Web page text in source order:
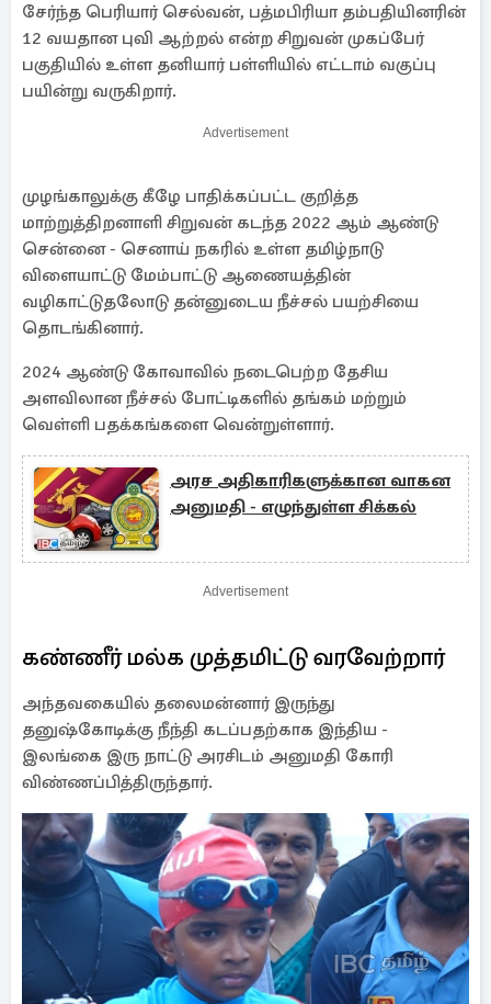
சேர்ந்த பெரியார் செல்வன், பத்மபிரியா தம்பதியினரின்
12 வயதான புவி ஆற்றல் என்ற சிறுவன் முகப்பேர்
பகுதியில் உள்ள தனியார் பள்ளியில் எட்டாம் வகுப்பு
பயின்று வருகிறார்.
Advertisement
முழங்காலுக்கு கீழே பாதிக்கப்பட்ட குறித்த
மாற்றுத்திறனாளி சிறுவன் கடந்த 2022 ஆம் ஆண்டு
சென்னை - செனாய் நகரில் உள்ள தமிழ்நாடு
விளையாட்டு மேம்பாட்டு ஆணையத்தின்
வழிகாட்டுதலோடு தன்னுடைய நீச்சல் பயற்சியை
தொடங்கினார்.
2024 ஆண்டு கோவாவில் நடைபெற்ற தேசிய
அளவிலான நீச்சல் போட்டிகளில் தங்கம் மற்றும்
வெள்ளி பதக்கங்களை வென்றுள்ளார்.
அரச அதிகாரிகளுக்கான வாகன
அனுமதி - எழுந்துள்ள சிக்கல்
Advertisement
கண்ணீர் மல்க முத்தமிட்டு வரவேற்றார்
அந்தவகையில் தலைமன்னார் இருந்து
தனுஷ்கோடிக்கு நீந்தி கடப்பதற்காக இந்திய -
இலங்கை இரு நாட்டு அரசிடம் அனுமதி கோரி
விண்ணப்பித்திருந்தார்.